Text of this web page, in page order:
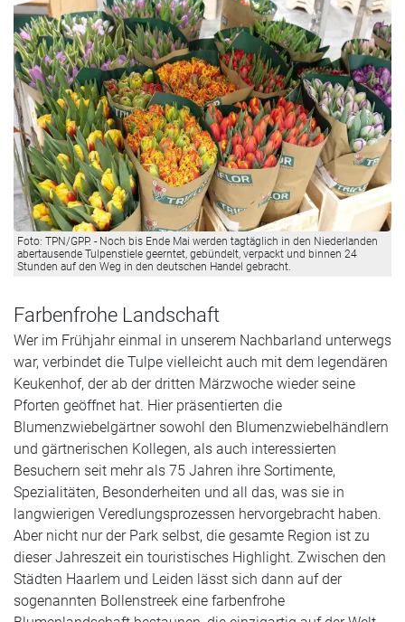
Foto: TPN/GPP. - Noch bis Ende Mai werden tagtäglich in den Niederlanden
abertausende Tulpenstiele geerntet, gebündelt, verpackt und binnen 24
Stunden auf den Weg in den deutschen Handel gebracht.
Farbenfrohe Landschaft
Wer im Frühjahr einmal in unserem Nachbarland unterwegs
war, verbindet die Tulpe vielleicht auch mit dem legendären
Keukenhof, der ab der dritten Märzwoche wieder seine
Pforten geöffnet hat. Hier präsentierten die
Blumenzwiebelgärtner sowohl den Blumenzwiebelhändlern
und gärtnerischen Kollegen, als auch interessierten
Besuchern seit mehr als 75 Jahren ihre Sortimente,
Spezialitäten, Besonderheiten und all das, was sie in
langwierigen Veredlungsprozessen hervorgebracht haben.
Aber nicht nur der Park selbst, die gesamte Region ist zu
dieser Jahreszeit ein touristisches Highlight. Zwischen den
Städten Haarlem und Leiden lässt sich dann auf der
sogenannten Bollenstreek eine farbenfrohe